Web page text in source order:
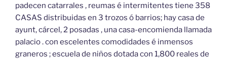
padecen catarrales , reumas é intermitentes tiene 358
CASAS distribuidas en 3 trozos ó barrios; hay casa de
ayunt, cárcel, 2 posadas , una casa-encomienda llamada
palacio . con escelentes comodidades é inmensos
graneros ; escuela de niños dotada con 1,800 reales de